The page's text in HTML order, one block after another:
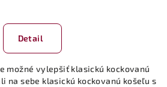
Detail
možné vylepšiť klasickú kockovanú
na sebe klasickú kockovanú košeľu s